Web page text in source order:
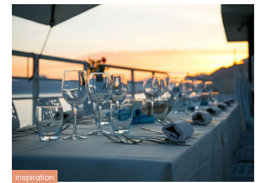
inspiration